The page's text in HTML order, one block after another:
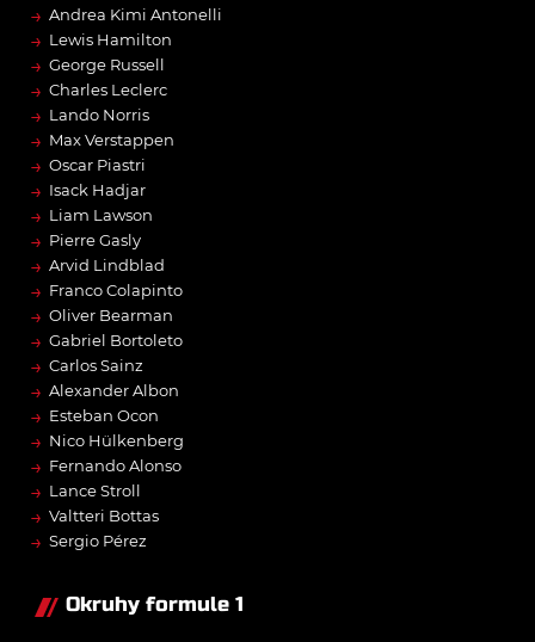
→ Andrea Kimi Antonelli
→ Lewis Hamilton
→ George Russell
→ Charles Leclerc
→ Lando Norris
→ Max Verstappen
→ Oscar Piastri
→ Isack Hadjar
→ Liam Lawson
→ Pierre Gasly
→ Arvid Lindblad
→ Franco Colapinto
→ Oliver Bearman
→ Gabriel Bortoleto
→ Carlos Sainz
→ Alexander Albon
→ Esteban Ocon
→ Nico Hülkenberg
→ Fernando Alonso
→ Lance Stroll
→ Valtteri Bottas
→ Sergio Pérez
Okruhy formule 1